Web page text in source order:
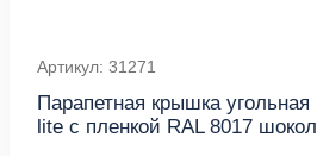
Артикул: 31271
Парапетная крышка
lite с пленкой RAL 8017